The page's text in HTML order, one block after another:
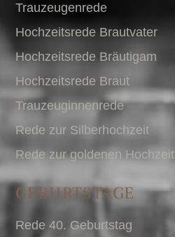
Trauzeugenrede
Hochzeitsrede Brautvater
Hochzeitsrede Bräutigam
Hochzeitsrede Braut
Trauzeuginnenrede
Rede zur Silberhochzeit
Rede zur goldenen Hochzeit
GEBURTSTAGE
Rede 40. Geburtstag